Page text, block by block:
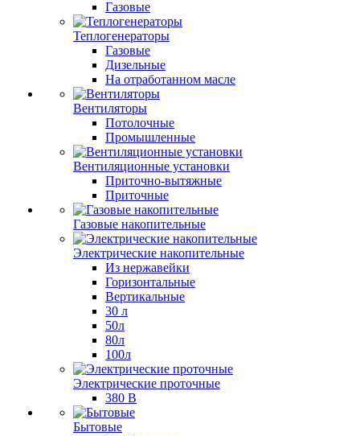
Газовые
Теплогенераторы
Газовые
Дизельные
На отработанном масле
Вентиляторы
Потолочные
Промышленные
Вентиляционные установки
Приточно-вытяжные
Приточные
Газовые накопительные
Электрические накопительные
Из нержавейки
Горизонтальные
Вертикальные
30 л
50л
80л
100л
Электрические проточные
380 В
Бытовые